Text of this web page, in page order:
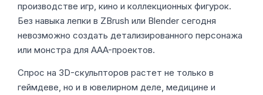
производстве игр, кино и коллекционных фигурок.
Без навыка лепки в ZBrush или Blender сегодня
невозможно создать детализированного персонажа
или монстра для AAA-проектов.
Спрос на 3D-скульпторов растет не только в
геймдеве, но и в ювелирном деле, медицине и